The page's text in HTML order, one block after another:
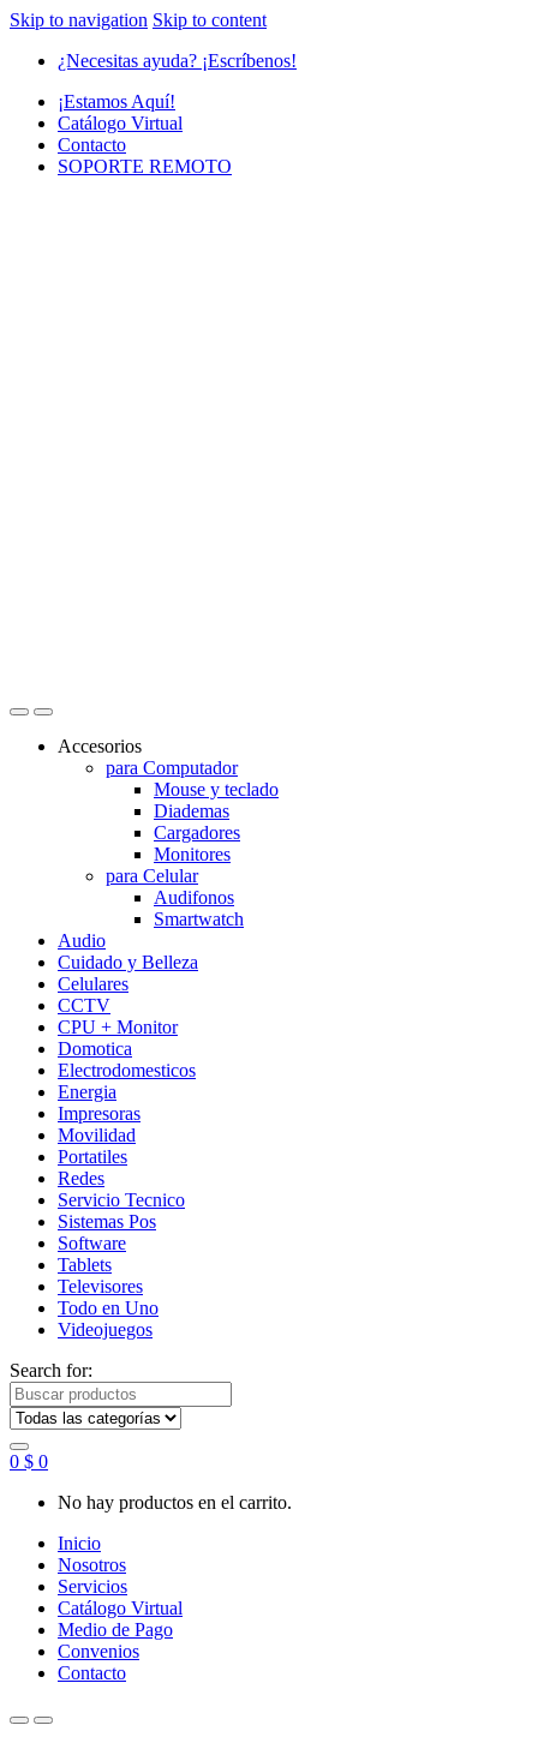
Skip to navigation Skip to content
¿Necesitas ayuda? ¡Escríbenos!
¡Estamos Aquí!
Catálogo Virtual
Contacto
SOPORTE REMOTO
Accesorios
para Computador
Mouse y teclado
Diademas
Cargadores
Monitores
para Celular
Audifonos
Smartwatch
Audio
Cuidado y Belleza
Celulares
CCTV
CPU + Monitor
Domotica
Electrodomesticos
Energia
Impresoras
Movilidad
Portatiles
Redes
Servicio Tecnico
Sistemas Pos
Software
Tablets
Televisores
Todo en Uno
Videojuegos
Search for:
0 $ 0
No hay productos en el carrito.
Inicio
Nosotros
Servicios
Catálogo Virtual
Medio de Pago
Convenios
Contacto